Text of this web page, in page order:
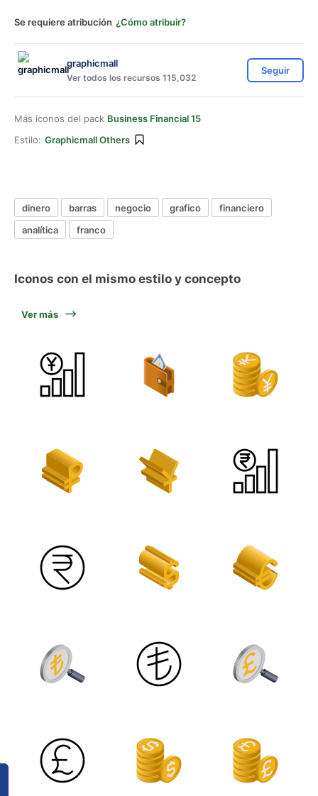
Se requiere atribución ¿Cómo atribuir?
graphicmall
Ver todos los recursos 115,032
Seguir
Más iconos del pack Business Financial 15
Estilo: Graphicmall Others
dinero barras negocio grafico
financiero
analítica
franco
Iconos con el mismo estilo y concepto
Ver más